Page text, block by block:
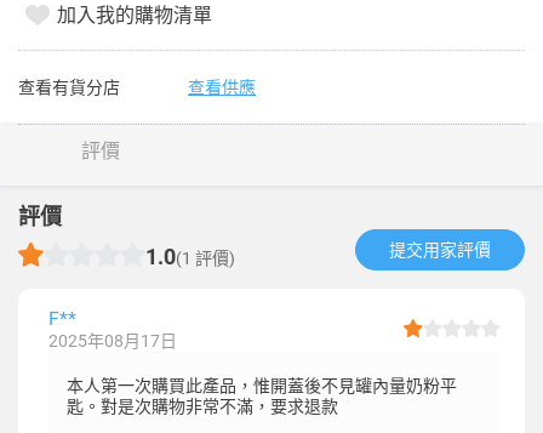
加入我的購物清單
查看有貨分店 查看供應
評價
評價
1.0(1 評價) 提交用家評價​
F**
2025年08月17日
本人第一次購買此產品，惟開蓋後不見罐內量奶粉平
匙。對是次購物非常不滿，要求退款